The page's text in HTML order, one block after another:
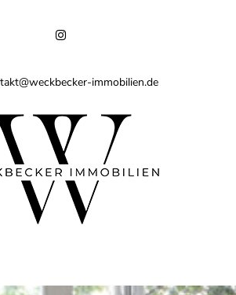
immobilien.de